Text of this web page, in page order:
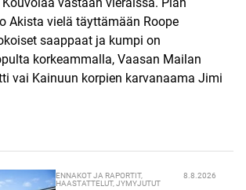
vastaan vieraissa. Pian
Akista vielä täyttämään Roope
saappaat ja kumpi on
korkeammalla, Vaasan Mailan
vai Kainuun korpien karvanaama Jimi
ENNAKOT JA RAPORTIT,
HAASTATTELUT,JYMYJUTUT
8.8.2026